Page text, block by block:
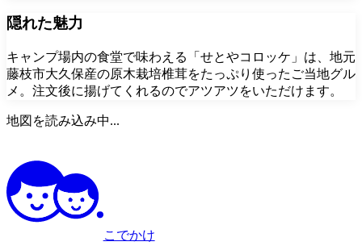
隠れた魅力
キャンプ場内の食堂で味わえる「せとやコロッケ」は、地元
藤枝市大久保産の原木栽培椎茸をたっぷり使ったご当地グル
メ。注文後に揚げてくれるのでアツアツをいただけます。
地図を読み込み中...
こでかけ